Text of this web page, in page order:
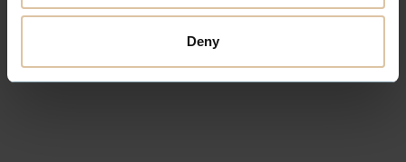
Deny